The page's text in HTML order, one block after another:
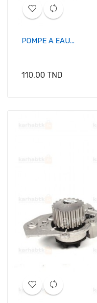
POMPE A EAU...
Prix
110,00 TND